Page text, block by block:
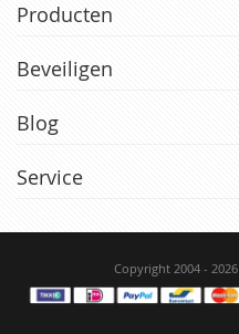
Producten
Beveiligen
Blog
Service
Copyright 2004 - 2026